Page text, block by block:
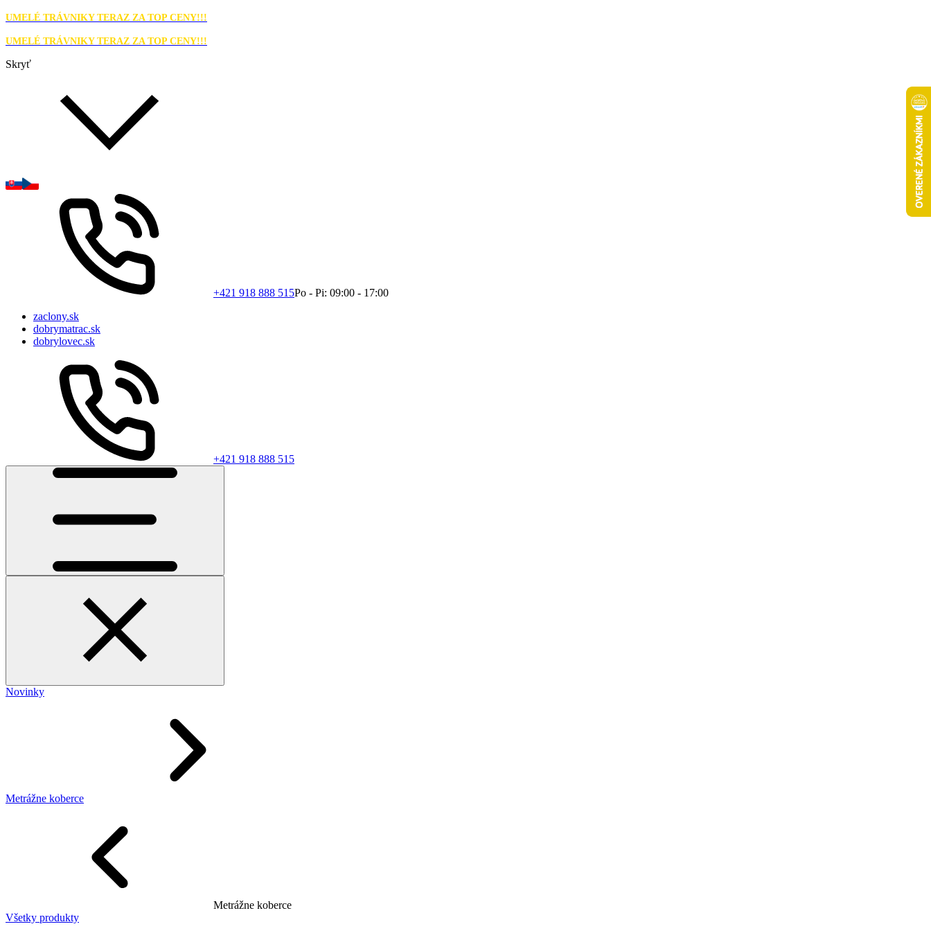
UMELÉ TRÁVNIKY TERAZ ZA TOP CENY!!!
UMELÉ TRÁVNIKY TERAZ ZA TOP CENY!!!
Skryť
+421 918 888 515Po - Pi: 09:00 - 17:00
zaclony.sk
dobrymatrac.sk
dobrylovec.sk
+421 918 888 515
Novinky
Metrážne koberce
Metrážne koberce
Všetky produkty